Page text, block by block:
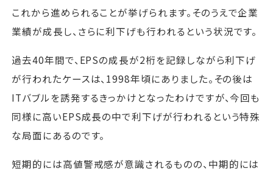
これから進められることが挙げられます。そのうえで企業
業績が成長し、さらに利下げも行われるという状況です。
過去40年間で、EPSの成長が2桁を記録しながら利下げ
が行われたケースは、1998年頃にありました。その後は
ITバブルを誘発するきっかけとなったわけですが、今回も
同様に高いEPS成長の中で利下げが行われるという特殊
な局面にあるのです。
短期的には高値警戒感が意識されるものの、中期的には